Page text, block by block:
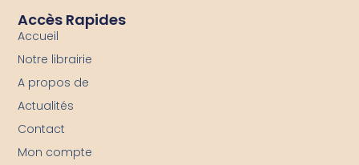
Accès Rapides
Accueil
Notre librairie
A propos de
Actualités
Contact
Mon compte